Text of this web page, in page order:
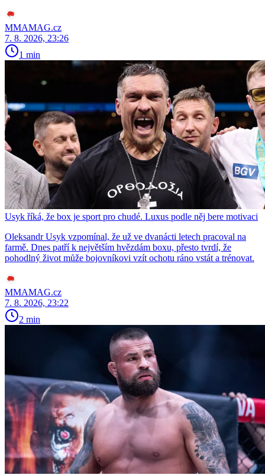
MMAMAG.cz
7. 8. 2026, 23:26
1 min
Usyk říká, že box je sport pro chudé. Luxus podle něj bere motivaci
Oleksandr Usyk vzpomínal, že už ve dvanácti letech pracoval na
farmě. Dnes patří k největším hvězdám boxu, přesto tvrdí, že
pohodlný život může bojovníkovi vzít ochotu ráno vstát a trénovat.
MMAMAG.cz
7. 8. 2026, 23:22
2 min